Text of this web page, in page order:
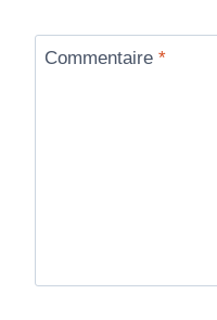
Commentaire *